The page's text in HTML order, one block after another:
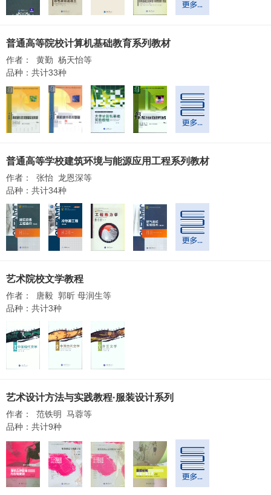
普通高等院校计算机基础教育系列教材
作者： 黄勤 杨天怡等
品种：共计33种
普通高等学校建筑环境与能源应用工程系列教材
作者： 张怡 龙恩深等
品种：共计34种
艺术院校文学教程
作者： 唐毅 郭昕 母润生等
品种：共计3种
艺术设计方法与实践教程·服装设计系列
作者： 范铁明 马蓉等
品种：共计9种